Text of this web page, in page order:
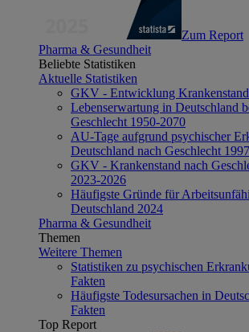
Zum Report
Pharma & Gesundheit
Beliebte Statistiken
Aktuelle Statistiken
GKV - Entwicklung
Lebenserwartung in Deutschland
Geschlecht 1950-2070
AU-Tage aufgrund psychischer
Deutschland nach Geschlecht
GKV - Krankenstand nach
2023-2026
Häufigste Gründe für
Deutschland 2024
Pharma & Gesundheit
Themen
Weitere Themen
Statistiken zu psychischen
Fakten
Häufigste Todesursachen in
Fakten
Top Report